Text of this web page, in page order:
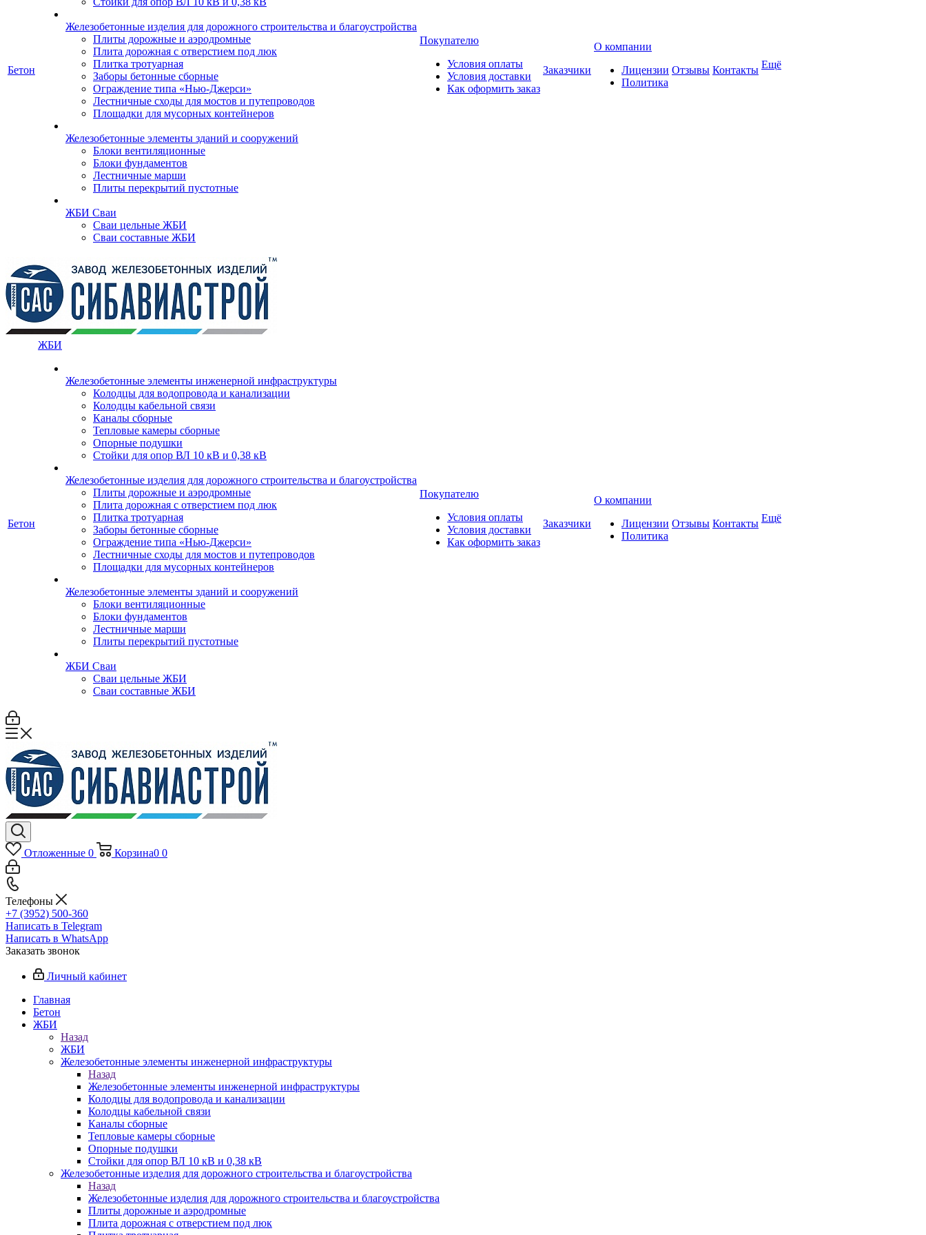
Бетон
Железобетонные изделия для дорожного строительства и благоустройства
Плиты дорожные и аэродромные
Плита дорожная с отверстием под люк
Плитка тротуарная
Заборы бетонные сборные
Ограждение типа «Нью-Джерси»
Лестничные сходы для мостов и путепроводов
Площадки для мусорных контейнеров
Железобетонные элементы зданий и сооружений
Блоки вентиляционные
Блоки фундаментов
Лестничные марши
Плиты перекрытий пустотные
ЖБИ Сваи
Сваи цельные ЖБИ
Сваи составные ЖБИ
Покупателю
Условия оплаты
Условия доставки
Как оформить заказ
Заказчики
О компании
Лицензии
Политика
Отзывы Контакты Ещё
Бетон
ЖБИ
Железобетонные элементы инженерной инфраструктуры
Колодцы для водопровода и канализации
Колодцы кабельной связи
Каналы сборные
Тепловые камеры сборные
Опорные подушки
Стойки для опор ВЛ 10 кВ и 0,38 кВ
Железобетонные изделия для дорожного строительства и благоустройства
Плиты дорожные и аэродромные
Плита дорожная с отверстием под люк
Плитка тротуарная
Заборы бетонные сборные
Ограждение типа «Нью-Джерси»
Лестничные сходы для мостов и путепроводов
Площадки для мусорных контейнеров
Железобетонные элементы зданий и сооружений
Блоки вентиляционные
Блоки фундаментов
Лестничные марши
Плиты перекрытий пустотные
ЖБИ Сваи
Сваи цельные ЖБИ
Сваи составные ЖБИ
Покупателю
Условия оплаты
Условия доставки
Как оформить заказ
Заказчики
О компании
Лицензии
Политика
Отзывы Контакты Ещё
Отложенные 0 Корзина0 0
Телефоны
+7 (3952) 500-360
Написать в Telegram
Написать в WhatsApp
Заказать звонок
Личный кабинет
Главная
Бетон
ЖБИ
Назад
ЖБИ
Железобетонные элементы инженерной инфраструктуры
Назад
Железобетонные элементы инженерной инфраструктуры
Колодцы для водопровода и канализации
Колодцы кабельной связи
Каналы сборные
Тепловые камеры сборные
Опорные подушки
Стойки для опор ВЛ 10 кВ и 0,38 кВ
Железобетонные изделия для дорожного строительства и благоустройства
Назад
Железобетонные изделия для дорожного строительства и благоустройства
Плиты дорожные и аэродромные
Плита дорожная с отверстием под люк